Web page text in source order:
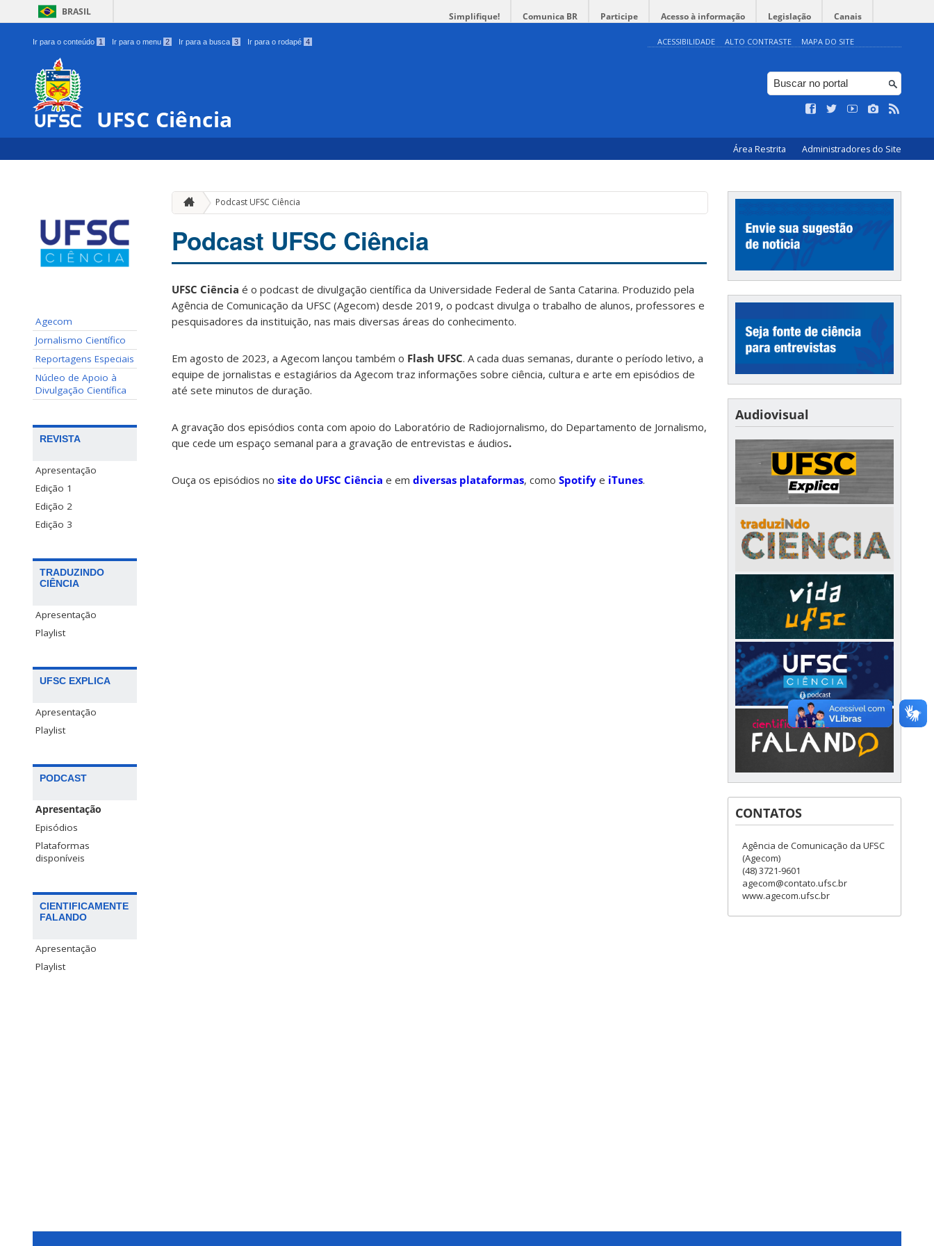
BRASIL Simplifique! Comunica BR Participe Acesso à informação Legislação Canais
Ir para o conteúdo 1 Ir para o menu 2 Ir para a busca 3 Ir para o rodapé 4 ACESSIBILIDADE ALTO CONTRASTE MAPA DO SITE
UFSC Ciência
Área Restrita Administradores do Site
Agecom
Jornalismo Científico
Reportagens Especiais
Núcleo de Apoio à
Divulgação Científica
REVISTA
Apresentação
Edição 1
Edição 2
Edição 3
TRADUZINDO
CIÊNCIA
Apresentação
Playlist
UFSC EXPLICA
Apresentação
Playlist
PODCAST
Apresentação
Episódios
Plataformas
disponíveis
CIENTIFICAMENTE
FALANDO
Apresentação
Playlist
Podcast UFSC Ciência
Podcast UFSC Ciência
UFSC Ciência é o podcast de divulgação científica da Universidade Federal de Santa Catarina. Produzido pela
Agência de Comunicação da UFSC (Agecom) desde 2019, o podcast divulga o trabalho de alunos, professores e
pesquisadores da instituição, nas mais diversas áreas do conhecimento.
Em agosto de 2023, a Agecom lançou também o Flash UFSC. A cada duas semanas, durante o período letivo, a
equipe de jornalistas e estagiários da Agecom traz informações sobre ciência, cultura e arte em episódios de
até sete minutos de duração.
A gravação dos episódios conta com apoio do Laboratório de Radiojornalismo, do Departamento de Jornalismo,
que cede um espaço semanal para a gravação de entrevistas e áudios.
Ouça os episódios no site do UFSC Ciência e em diversas plataformas, como Spotify e iTunes.
Audiovisual
CONTATOS
Agência de Comunicação da UFSC
(Agecom)
(48) 3721-9601
agecom@contato.ufsc.br
www.agecom.ufsc.br